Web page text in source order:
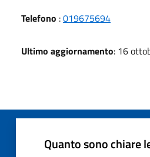
Telefono :019675694
Ultimo aggiornamento: 16
Quanto sono chiare